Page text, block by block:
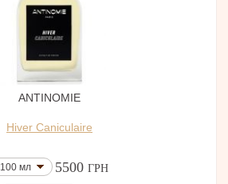
ANTINOMIE
Hiver Caniculaire
100 мл 5500 ГРН